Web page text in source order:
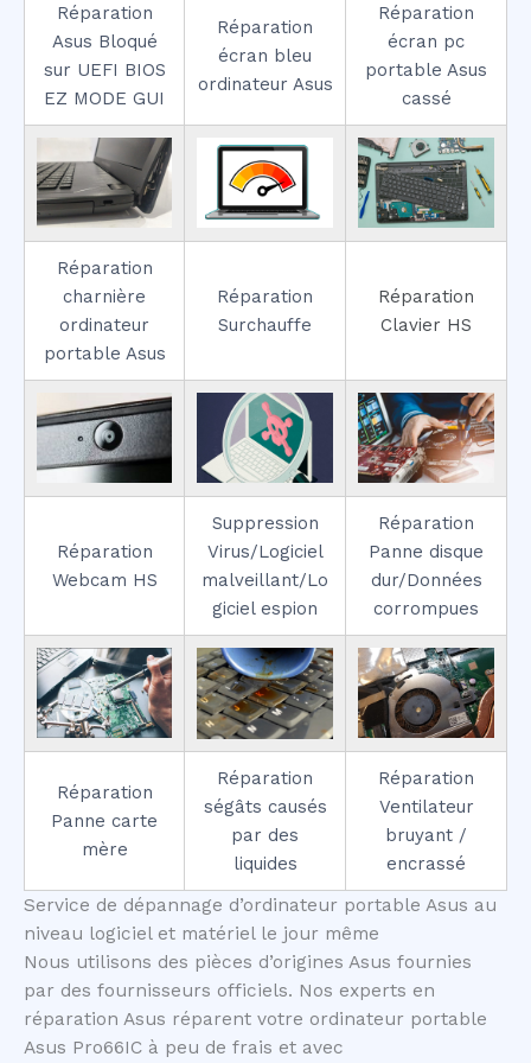
Réparation
Asus Bloqué
sur UEFI BIOS
EZ MODE GUI
Réparation
écran bleu
ordinateur Asus
Réparation
écran pc
portable Asus
cassé
Réparation
charnière
ordinateur
portable Asus
Réparation
Surchauffe
Réparation
Clavier HS
Réparation
Webcam HS
Suppression
Virus/Logiciel
malveillant/Lo
giciel espion
Réparation
Panne disque
dur/Données
corrompues
Réparation
Panne carte
mère
Réparation
ségâts causés
par des
liquides
Réparation
Ventilateur
bruyant /
encrassé
Service de dépannage d’ordinateur portable Asus au
niveau logiciel et matériel le jour même
Nous utilisons des pièces d’origines Asus fournies
par des fournisseurs officiels. Nos experts en
réparation Asus réparent votre ordinateur portable
Asus Pro66IC à peu de frais et avec